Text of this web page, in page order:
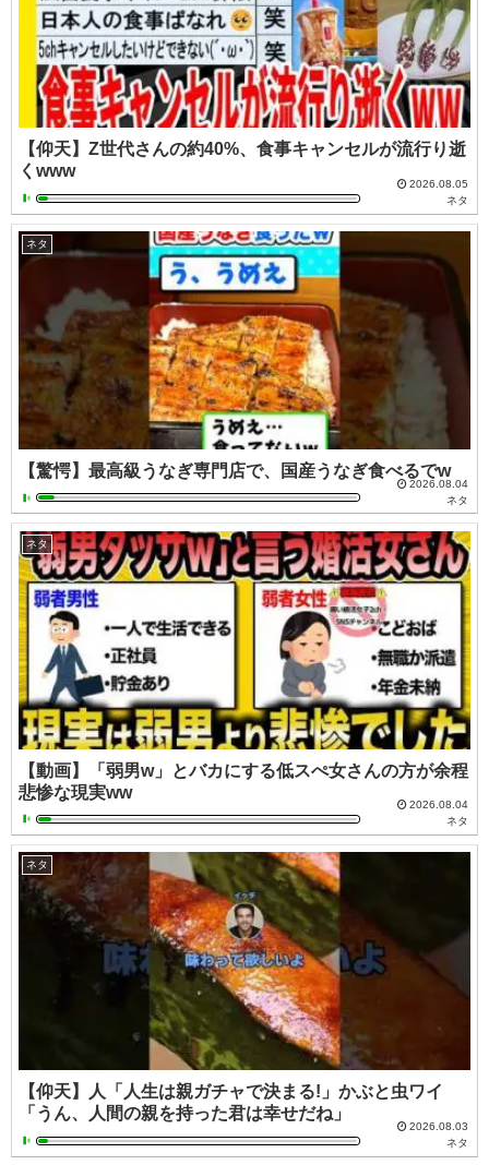
【仰天】Z世代さんの約40%、食事キャンセルが流行り逝
くwww
2026.08.05
ネタ
ネタ
【驚愕】最高級うなぎ専門店で、国産うなぎ食べるでw
2026.08.04
ネタ
ネタ
【動画】「弱男w」とバカにする低スぺ女さんの方が余程
悲惨な現実ww
2026.08.04
ネタ
ネタ
【仰天】人「人生は親ガチャで決まる!」かぶと虫ワイ
「うん、人間の親を持った君は幸せだね」
2026.08.03
ネタ